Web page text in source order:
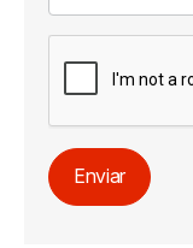
Enviar